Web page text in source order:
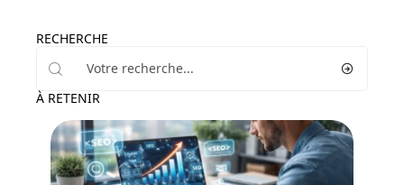
RECHERCHE
À RETENIR